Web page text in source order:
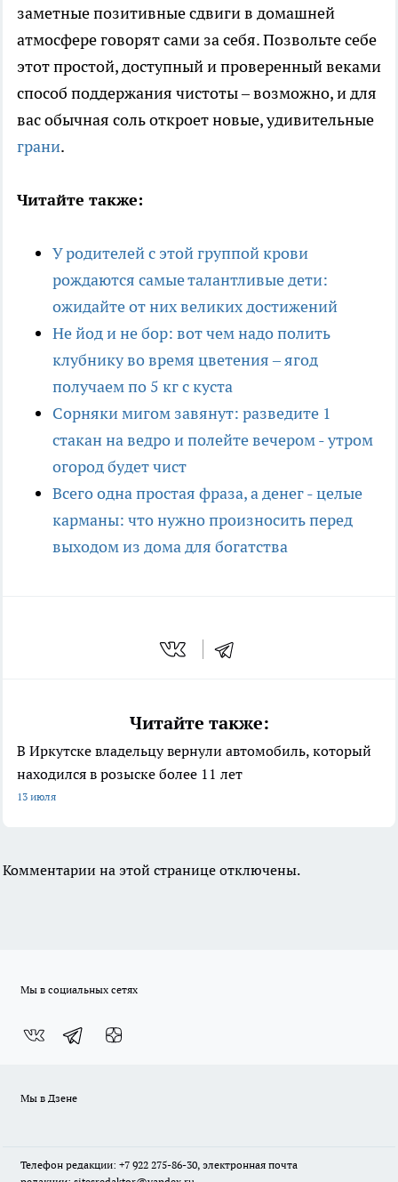
заметные позитивные сдвиги в домашней
атмосфере говорят сами за себя. Позвольте себе
этот простой, доступный и проверенный веками
способ поддержания чистоты – возможно, и для
вас обычная соль откроет новые, удивительные
грани.
Читайте также:
У родителей с этой группой крови
рождаются самые талантливые дети:
ожидайте от них великих достижений
Не йод и не бор: вот чем надо полить
клубнику во время цветения – ягод
получаем по 5 кг с куста
Сорняки мигом завянут: разведите 1
стакан на ведро и полейте вечером - утром
огород будет чист
Всего одна простая фраза, а денег - целые
карманы: что нужно произносить перед
выходом из дома для богатства
Читайте также:
В Иркутске владельцу вернули автомобиль, который
находился в розыске более 11 лет
13 июля
Комментарии на этой странице отключены.
Мы в социальных сетях
Мы в Дзене
Телефон редакции: +7 922 275-86-30, электронная почта